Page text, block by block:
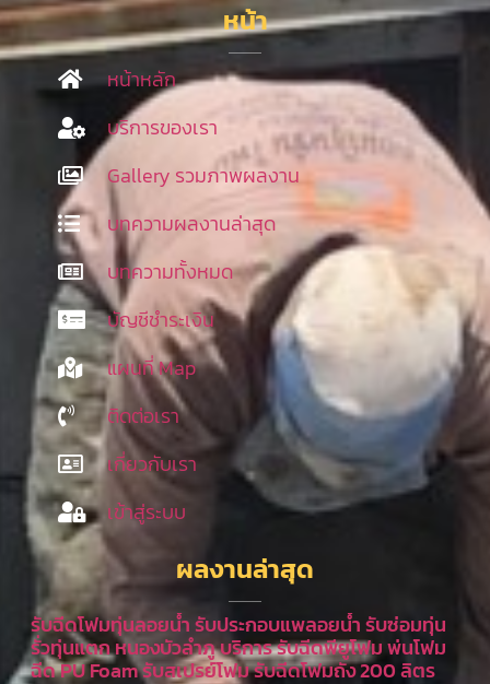
หน้า
หน้าหลัก
บริการของเรา
Gallery รวมภาพผลงาน
บทความผลงานล่าสุด
บทความทั้งหมด
บัญชีชำระเงิน
แผนที่ Map
ติดต่อเรา
เกี่ยวกับเรา
เข้าสู่ระบบ
ผลงานล่าสุด
รับฉีดโฟมทุ่นลอยน้ำ รับประกอบแพลอยน้ำ รับซ่อมทุ่น
รั่วทุ่นแตก หนองบัวลำภู บริการ รับฉีดพียูโฟม พ่นโฟม
ฉีด PU Foam รับสเปรย์โฟม รับฉีดโฟมถัง 200 ลิตร